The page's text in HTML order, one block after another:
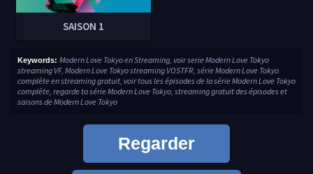
SAISON 1
Keywords: Modern Love Tokyo en Streaming, voir serie Modern Love Tokyo
streaming VF, Modern Love Tokyo streaming VOSTFR, série Modern Love Tokyo
complète en streaming gratuit, voir tous les épisodes de la série Modern Love Tokyo
complète, regarde ta série Modern Love Tokyo, streaming gratuit des épisodes et
saisons de Modern Love Tokyo
Regarder